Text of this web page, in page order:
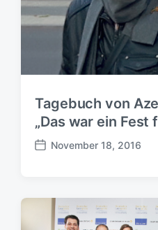
m
Tagebuch von
„Das war ein Fest
B
t
November 18, 2016